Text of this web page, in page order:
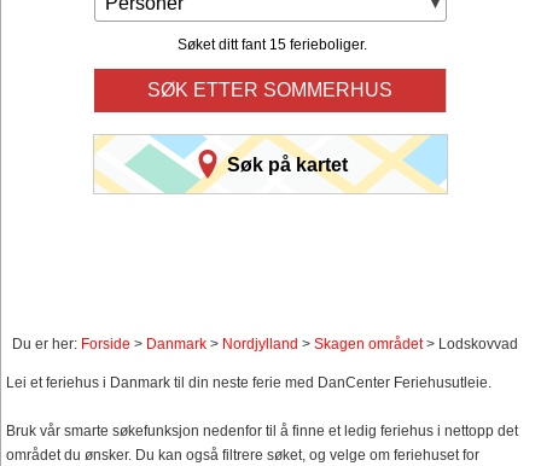
Søket ditt fant 15 ferieboliger.
SØK ETTER SOMMERHUS
Søk på kartet
Du er her: Forside > Danmark > Nordjylland > Skagen området> Lodskovvad
Lei et feriehus i Danmark til din neste ferie med DanCenter Feriehusutleie.
Bruk vår smarte søkefunksjon nedenfor til å finne et ledig feriehus i nettopp det
området du ønsker. Du kan også filtrere søket, og velge om feriehuset for